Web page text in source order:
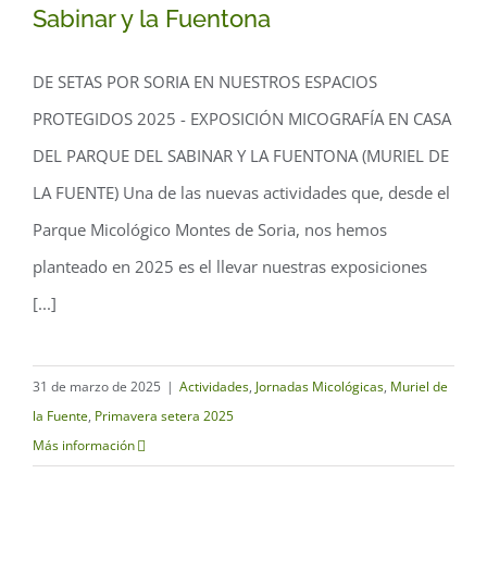
Espacios Protegidos 2025: MICOgrafía
Sabinar y la Fuentona
DE SETAS POR SORIA EN NUESTROS ESPACIOS
PROTEGIDOS 2025 - EXPOSICIÓN MICOGRAFÍA EN CASA
DEL PARQUE DEL SABINAR Y LA FUENTONA (MURIEL DE
LA FUENTE) Una de las nuevas actividades que, desde el
Parque Micológico Montes de Soria, nos hemos
planteado en 2025 es el llevar nuestras exposiciones
[...]
31 de marzo de 2025 | Actividades, Jornadas Micológicas, Muriel de
la Fuente, Primavera setera 2025
Más información